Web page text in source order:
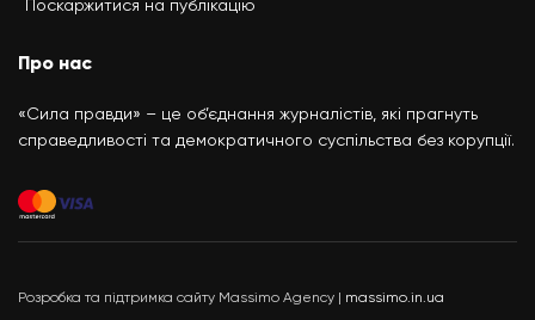
Поскаржитися на публікацію
Про нас
«Сила правди» – це об’єднання журналістів, які прагнуть
справедливості та демократичного суспільства без корупції.
Розробка та підтримка сайту Massimo Agency | massimo.in.ua